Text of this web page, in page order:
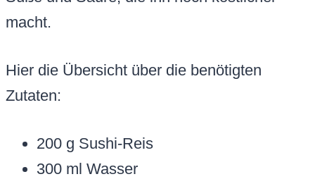
macht.
Hier die Übersicht über die benötigten
Zutaten:
200 g Sushi-Reis
300 ml Wasser